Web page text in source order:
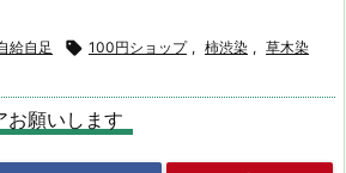
給自足  100円ショップ , 柿渋染 , 草木染
お願いします